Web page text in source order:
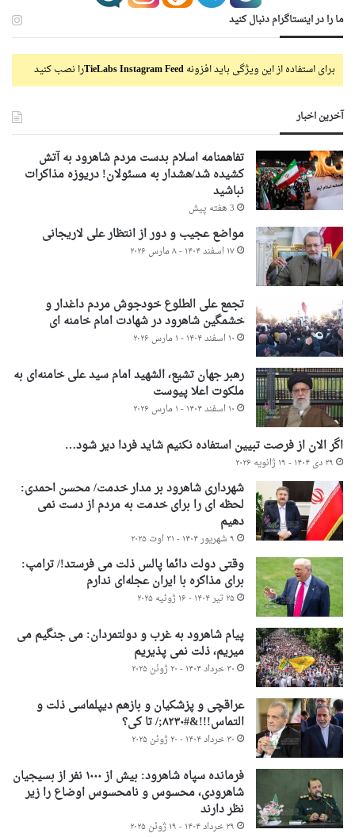
ما را در اینستاگرام دنبال کنید
برای استفاده از این ویژگی باید افزونهTieLabs Instagram Feedرا نصب کنید
آخرین اخبار
تفاهمنامه اسلام بدست مردم شاهرود به آتش
کشیده شد/هشدار به مسئولان! دریوزه مذاکرات
نباشید
3 هفته پیش
مواضع عجیب و دور از انتظار علی لاریجانی
۱۷ اسفند ۱۴۰۴ - ۸ مارس ۲۰۲۶
تجمع علی الطلوع خودجوش مردم داغدار و
خشمگین شاهرود در شهادت امام خامنه ای
۱۰ اسفند ۱۴۰۴ - ۱ مارس ۲۰۲۶
رهبر جهان تشیع، الشهید امام سید علی خامنه‌ای به
ملکوت اعلا پیوست
۱۰ اسفند ۱۴۰۴ - ۱ مارس ۲۰۲۶
اگر الان از فرصت تبیین استفاده نکنیم شاید فردا دیر شود…
۲۹ دی ۱۴۰۴ - ۱۹ ژانویه ۲۰۲۶
شهرداری شاهرود بر مدار خدمت/ محسن احمدی:
لحظه ای را برای خدمت به مردم از دست نمی
دهیم
۹ شهریور ۱۴۰۴ - ۳۱ اوت ۲۰۲۵
وقتی دولت دائما پالس ذلت می فرستد!/ ترامپ:
برای مذاکره با ایران عجله‌ای ندارم
۲۵ تیر ۱۴۰۴ - ۱۶ ژوئیه ۲۰۲۵
پیام شاهرود به غرب و دولتمردان: می جنگیم می
میریم، ذلت نمی پذیریم
۳۰ خرداد ۱۴۰۴ - ۲۰ ژوئن ۲۰۲۵
عراقچی و پزشکیان و بازهم دیپلماسی ذلت و
التماس!!!&#۸۲۳۰;/ تا کی؟
۳۰ خرداد ۱۴۰۴ - ۲۰ ژوئن ۲۰۲۵
فرمانده سپاه شاهرود: بیش از ۱۰۰۰ نفر از بسیجیان
شاهرودی، محسوس و نامحسوس اوضاع را زیر
نظر دارند
۲۹ خرداد ۱۴۰۴ - ۱۹ ژوئن ۲۰۲۵